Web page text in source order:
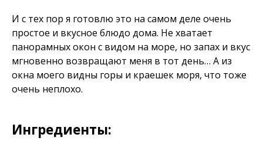
И с тех пор я готовлю это на самом деле очень
простое и вкусное блюдо дома. Не хватает
панорамных окон с видом на море, но запах и вкус
мгновенно возвращают меня в тот день… А из
окна моего видны горы и краешек моря, что тоже
очень неплохо.
Ингредиенты: